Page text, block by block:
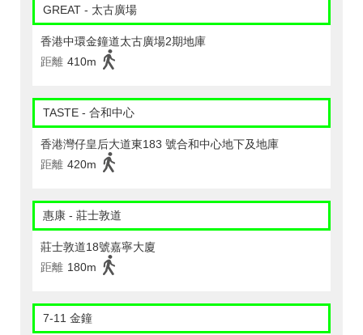
GREAT - 太古廣場
香港中環金鐘道太古廣場2期地庫
距離 410m
TASTE - 合和中心
香港灣仔皇后大道東183 號合和中心地下及地庫
距離 420m
惠康 - 莊士敦道
莊士敦道18號嘉寧大廈
距離 180m
7-11 金鐘